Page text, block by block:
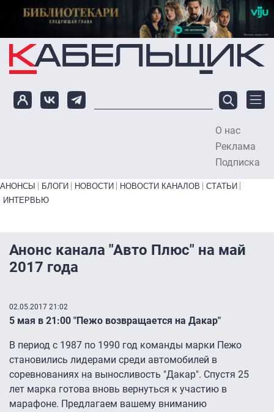
Перейти к основному содержанию
О нас
Реклама
Подписка
Primary links bottom
АНОНСЫ БЛОГИ НОВОСТИ НОВОСТИ КАНАЛОВ
СТАТЬИ
ИНТЕРВЬЮ
Анонс канала "Авто Плюс" на май
2017 года
02.05.2017 21:02
5 мая в 21:00 "Пежо возвращается на Дакар"
В период с 1987 по 1990 год команды марки Пежо
становились лидерами среди автомобилей в
соревнованиях на выносливость "Дакар". Спустя 25
лет марка готова вновь вернуться к участию в
марафоне. Предлагаем вашему вниманию